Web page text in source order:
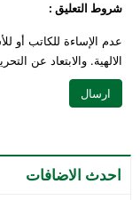
شروط التعليق :
عدم الإساءة للكاتب أو
الالهية. والابتعاد عن
احدث الاضافات